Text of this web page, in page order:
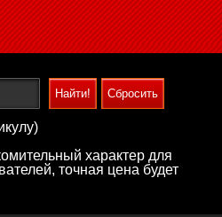
характер для
точная цена будет